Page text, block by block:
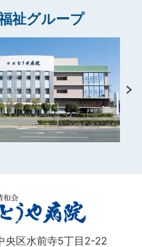
祉グループ
央区水前寺5丁目2-22